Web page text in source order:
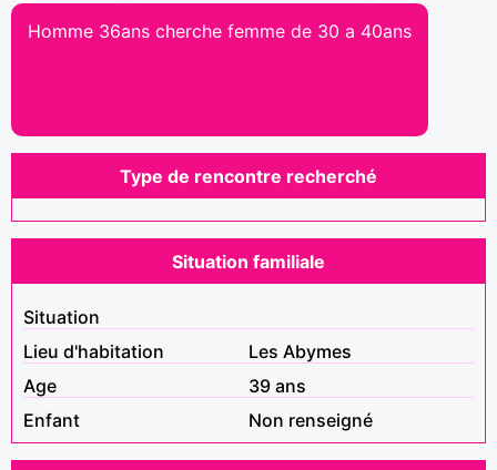
Homme 36ans cherche femme de 30 a 40ans
Type de rencontre recherché
Situation familiale
Situation
Lieu d'habitation
Les Abymes
Age
39 ans
Enfant
Non renseigné